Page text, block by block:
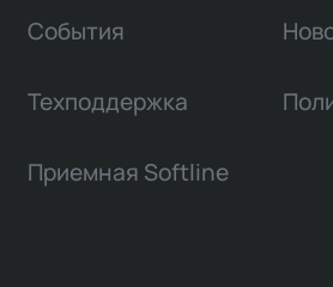
События
Техподдержка
Приемная Softline